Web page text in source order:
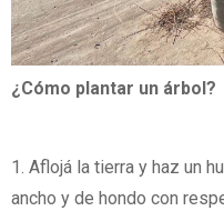
¿Cómo plantar un árbol?
1. Aflojá la tierra y haz un
ancho y de hondo con